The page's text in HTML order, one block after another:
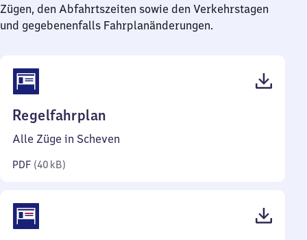
Zügen, den Abfahrtszeiten sowie den Verkehrstagen
und gegebenenfalls Fahrplanänderungen.
Regelfahrplan
40
Alle Züge in Scheven
PDF (40 kB)